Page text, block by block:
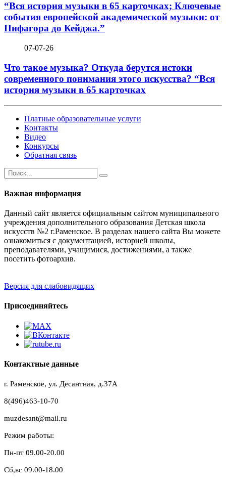
“Вся история музыки в 65 карточках; Ключевые
события европейской академической музыки: от
Пифагора до Кейджа.”
07-07-26
Что такое музыка? Откуда берутся истоки
современного понимания этого искусства? “Вся
история музыки в 65 карточках
Платные образовательные услуги
Контакты
Видео
Конкурсы
Обратная связь
Важная информация
Данный сайт является официальным сайтом муниципального
учреждения дополнительного образования Детская школа
искусств №2 г.Раменское. В разделах нашего сайта Вы можете
ознакомиться с документацией, историей школы,
преподавателями, учащимися, достижениями, а также
посетить фотоархив.
Версия для слабовидящих
Присоединяйтесь
Контактные данные
г. Раменское, ул. Десантная, д.37A
8(496)463-10-70
muzdesant@mail.ru
Режим работы:
Пн-пт 09.00-20.00
Сб,вс 09.00-18.00